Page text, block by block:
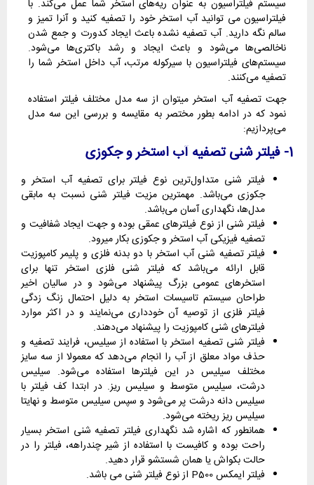
سیستم فیلتراسیون به عنوان ریه‌های استخر شما عمل می‌کند. با
فیلتراسیون می توانید آب استخر خود را تصفیه کنید و آنرا تمیز و
سالم نگه دارید. آب تصفیه نشده باعث ایجاد کدورت و جمع شدن
ناخالصی‌ها می‌شود و باعث ایجاد و رشد باکتری‌ها می‌شود.
سیستم‌های فیلتراسیون با سیرکوله مرتب، آب داخل استخر شما را
تصفیه می‌کنند.
جهت تصفیه آب استخر میتوان از سه مدل مختلف فیلتر استفاده
نمود که در ادامه بطور مختصر به مقایسه و بررسی این سه مدل
می‌پردازیم:
1- فیلتر شنی تصفیه آب استخر و جکوزی
فیلتر شنی متداول‌ترین نوع فیلتر برای تصفیه آب استخر و
جکوزی می‌باشد. مهمترین مزیت فیلتر شنی نسبت به مابقی
مدل‌ها، نگهداری آسان می‌باشد.
فیلتر شنی از نوع فیلترهای عمقی بوده و جهت ایجاد شفافیت و
تصفیه فیزیکی آب استخر و جکوزی بکار میرود.
فیلتر تصفیه شنی آب استخر با دو بدنه فلزی و پلیمر کامپوزیت
قابل ارائه می‌باشد که فیلتر شنی فلزی استخر تنها برای
استخرهای عمومی بزرگ پیشنهاد می‌شود و در سالیان اخیر
طراحان سیستم تاسیسات استخر به دلیل احتمال زنگ زدگی
فیلتر فلزی از توصیه آن خودداری می‌نمایند و در اکثر موارد
فیلترهای شنی کامپوزیت را پیشنهاد می‌دهند.
فیلتر شنی تصفیه استخر با استفاده از سیلیس، فرایند تصفیه و
حذف مواد معلق از آب را انجام می‌دهد که معمولا از سه سایز
مختلف سیلیس در این فیلترها استفاده می‌شود. سیلیس
درشت، سیلیس متوسط و سیلیس ریز. در ابتدا کف فیلتر با
سیلیس دانه درشت پر می‌شود و سپس سیلیس متوسط و نهایتا
سیلیس ریز ریخته می‌شود.
همانطور که اشاره شد نگهداری فیلتر تصفیه شنی استخر بسیار
راحت بوده و کافیست با استفاده از شیر چندراهه، فیلتر را در
حالت بکواش یا همان شستشو قرار دهید.
فیلتر ایمکس P500 از نوع فیلتر شنی می باشد.